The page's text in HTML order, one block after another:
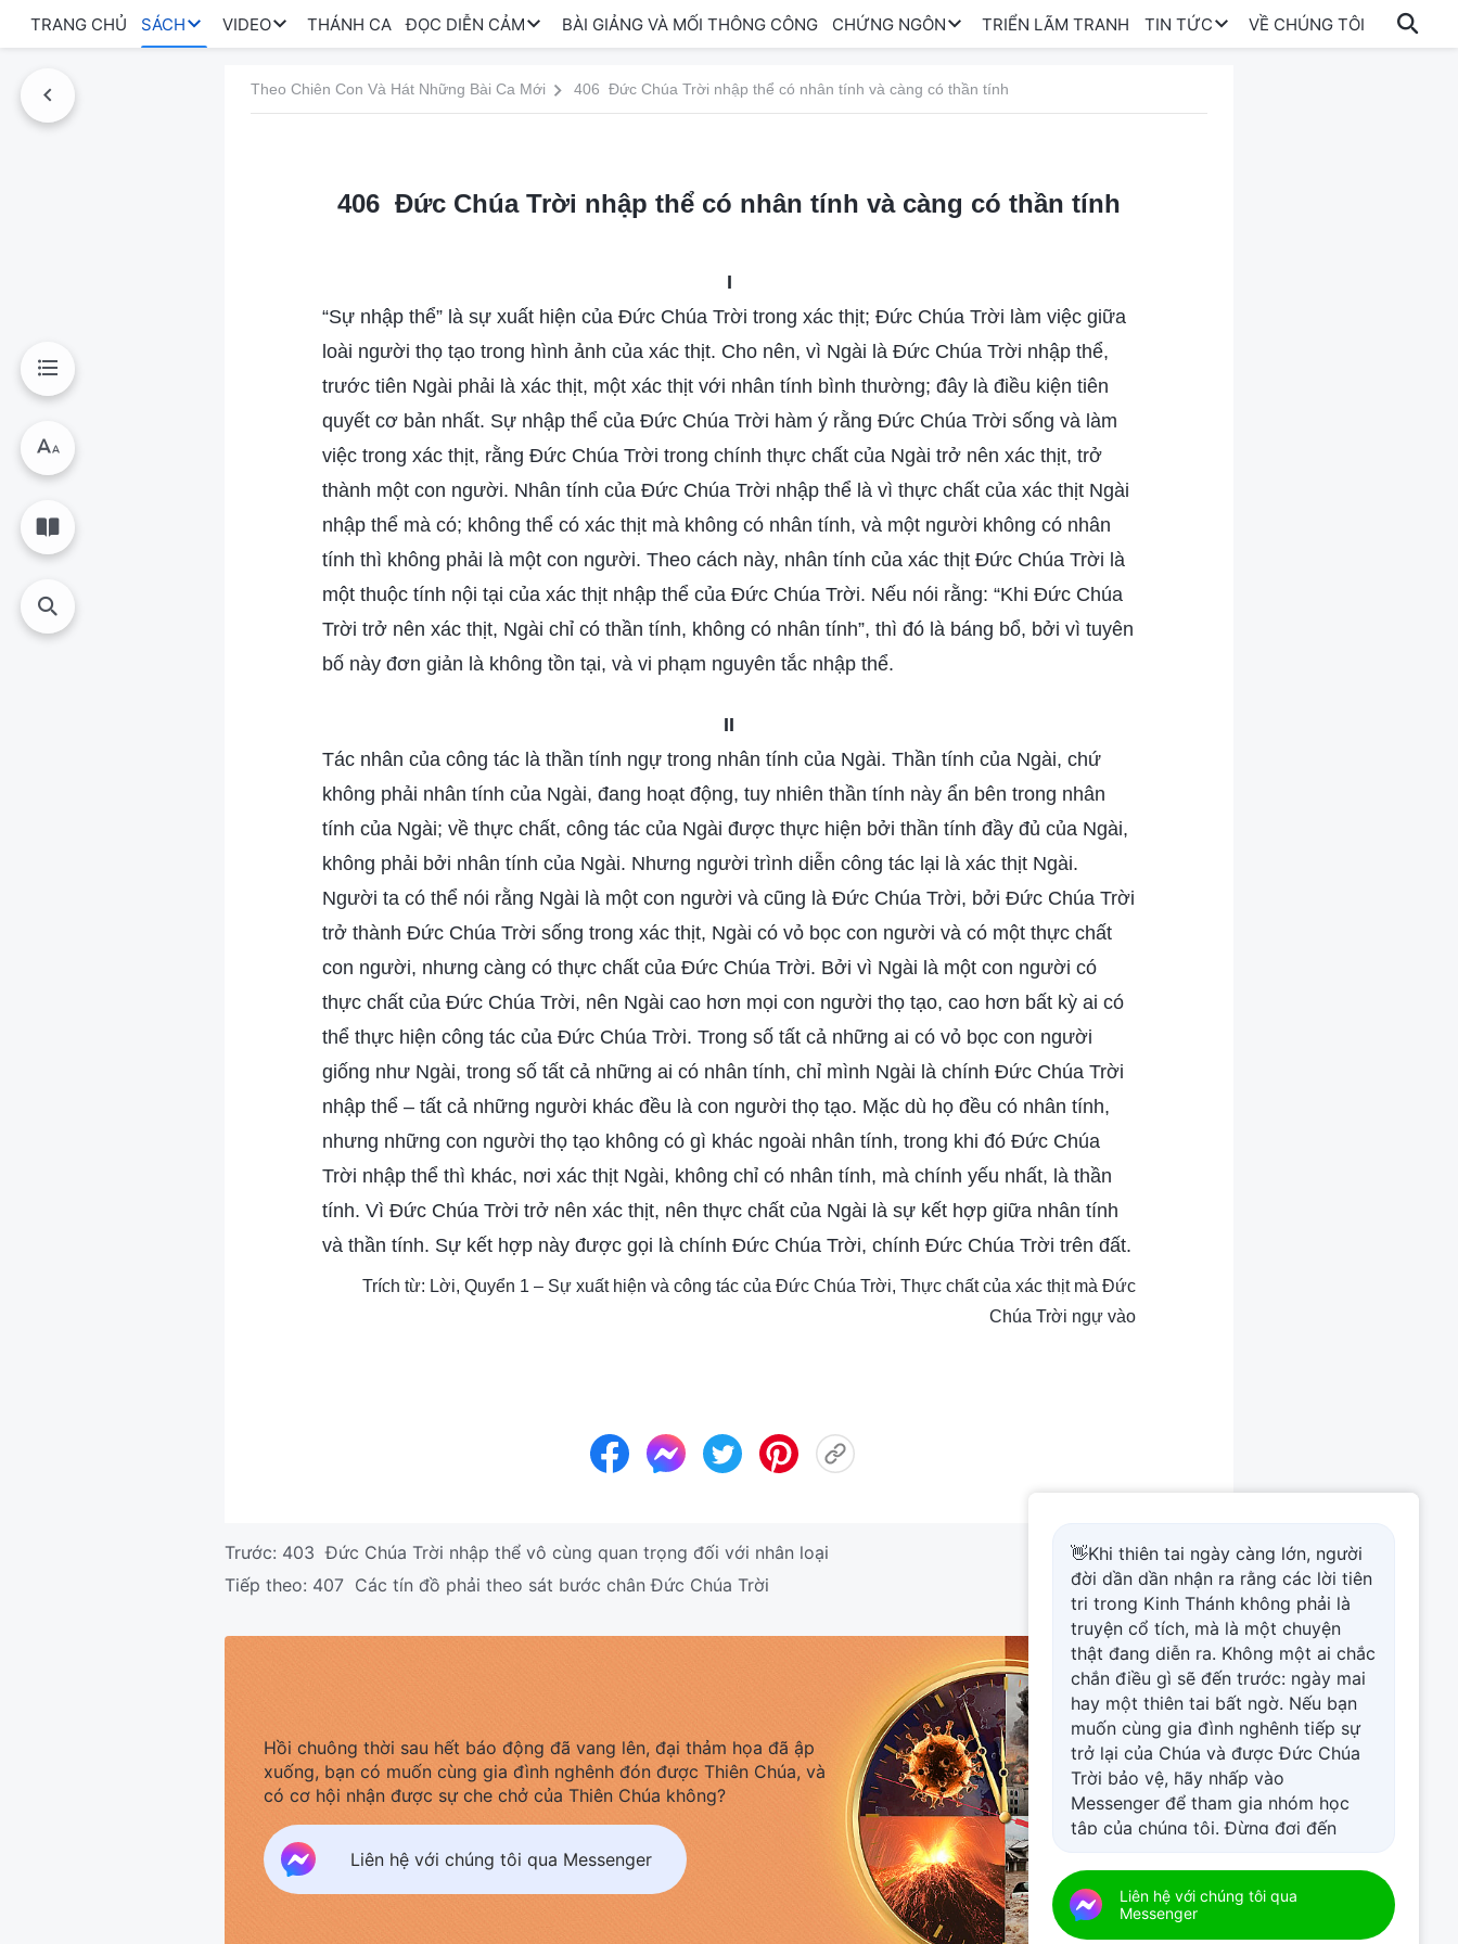
TRANG CHỦ SÁCH VIDEO THÁNH CA ĐỌC DIỄN CẢM BÀI GIẢNG VÀ MỐI THÔNG CÔNG CHỨNG NGÔN TRIỂN LÃM TRANH TIN TỨC VỀ CHÚNG TÔI
Theo Chiên Con Và Hát Những Bài Ca Mới 406 Đức Chúa Trời nhập thể có nhân tính và càng có thần tính
406 Đức Chúa Trời nhập thể có nhân tính và càng có thần tính
I
“Sự nhập thể” là sự xuất hiện của Đức Chúa Trời trong xác thịt; Đức Chúa Trời làm việc giữa
loài người thọ tạo trong hình ảnh của xác thịt. Cho nên, vì Ngài là Đức Chúa Trời nhập thể,
trước tiên Ngài phải là xác thịt, một xác thịt với nhân tính bình thường; đây là điều kiện tiên
quyết cơ bản nhất. Sự nhập thể của Đức Chúa Trời hàm ý rằng Đức Chúa Trời sống và làm
việc trong xác thịt, rằng Đức Chúa Trời trong chính thực chất của Ngài trở nên xác thịt, trở
thành một con người. Nhân tính của Đức Chúa Trời nhập thể là vì thực chất của xác thịt Ngài
nhập thể mà có; không thể có xác thịt mà không có nhân tính, và một người không có nhân
tính thì không phải là một con người. Theo cách này, nhân tính của xác thịt Đức Chúa Trời là
một thuộc tính nội tại của xác thịt nhập thể của Đức Chúa Trời. Nếu nói rằng: “Khi Đức Chúa
Trời trở nên xác thịt, Ngài chỉ có thần tính, không có nhân tính”, thì đó là báng bổ, bởi vì tuyên
bố này đơn giản là không tồn tại, và vi phạm nguyên tắc nhập thể.
II
Tác nhân của công tác là thần tính ngự trong nhân tính của Ngài. Thần tính của Ngài, chứ
không phải nhân tính của Ngài, đang hoạt động, tuy nhiên thần tính này ẩn bên trong nhân
tính của Ngài; về thực chất, công tác của Ngài được thực hiện bởi thần tính đầy đủ của Ngài,
không phải bởi nhân tính của Ngài. Nhưng người trình diễn công tác lại là xác thịt Ngài.
Người ta có thể nói rằng Ngài là một con người và cũng là Đức Chúa Trời, bởi Đức Chúa Trời
trở thành Đức Chúa Trời sống trong xác thịt, Ngài có vỏ bọc con người và có một thực chất
con người, nhưng càng có thực chất của Đức Chúa Trời. Bởi vì Ngài là một con người có
thực chất của Đức Chúa Trời, nên Ngài cao hơn mọi con người thọ tạo, cao hơn bất kỳ ai có
thể thực hiện công tác của Đức Chúa Trời. Trong số tất cả những ai có vỏ bọc con người
giống như Ngài, trong số tất cả những ai có nhân tính, chỉ mình Ngài là chính Đức Chúa Trời
nhập thể – tất cả những người khác đều là con người thọ tạo. Mặc dù họ đều có nhân tính,
nhưng những con người thọ tạo không có gì khác ngoài nhân tính, trong khi đó Đức Chúa
Trời nhập thể thì khác, nơi xác thịt Ngài, không chỉ có nhân tính, mà chính yếu nhất, là thần
tính. Vì Đức Chúa Trời trở nên xác thịt, nên thực chất của Ngài là sự kết hợp giữa nhân tính
và thần tính. Sự kết hợp này được gọi là chính Đức Chúa Trời, chính Đức Chúa Trời trên đất.
Trích từ: Lời, Quyển 1 – Sự xuất hiện và công tác của Đức Chúa Trời, Thực chất của xác thịt mà Đức
Chúa Trời ngự vào
Trước: 403 Đức Chúa Trời nhập thể vô cùng quan trọng đối với nhân loại
Tiếp theo: 407 Các tín đồ phải theo sát bước chân Đức Chúa Trời
Hồi chuông thời sau hết báo động đã vang lên, đại thảm họa đã ập
xuống, bạn có muốn cùng gia đình nghênh đón được Thiên Chúa, và
có cơ hội nhận được sự che chở của Thiên Chúa không?
Liên hệ với chúng tôi qua Messenger
👋Khi thiên tai ngày càng lớn, người
đời dần dần nhận ra rằng các lời tiên
tri trong Kinh Thánh không phải là
truyện cổ tích, mà là một chuyện
thật đang diễn ra. Không một ai chắc
chắn điều gì sẽ đến trước: ngày mai
hay một thiên tai bất ngờ. Nếu bạn
muốn cùng gia đình nghênh tiếp sự
trở lại của Chúa và được Đức Chúa
Trời bảo vệ, hãy nhấp vào
Messenger để tham gia nhóm học
tập của chúng tôi. Đừng đợi đến
Liên hệ với chúng tôi qua
Messenger